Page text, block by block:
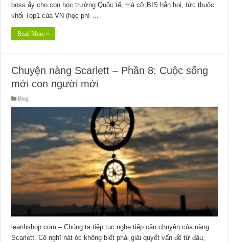
boss ấy cho con học trường Quốc tế, mà cỡ BIS hẳn hoi, tức thuộc
khối Top1 của VN (học phí …
Read More »
Chuyện nàng Scarlett – Phần 8: Cuộc sống
mới con người mới
Blog
leanhshop.com – Chúng ta tiếp tục nghe tiếp câu chuyện của nàng
Scarlett. Cô nghĩ nát óc không biết phải giải quyết vấn đề từ đâu,